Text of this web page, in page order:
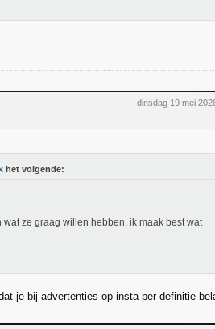
dinsdag 19 mei
het volgende:
ze graag willen hebben, ik maak best wat
je bij advertenties op insta per definitie